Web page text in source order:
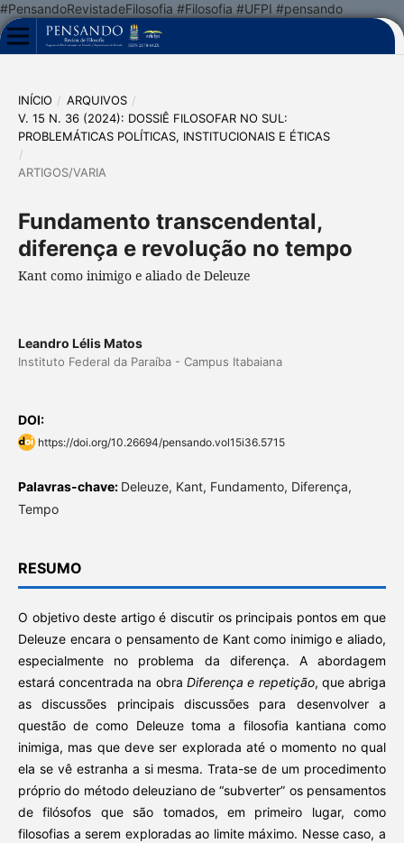
#PensandoRevistadeFilosofia #Filosofia #UFPI #pensando
INÍCIO / ARQUIVOS /
V. 15 N. 36 (2024): DOSSIÊ FILOSOFAR NO SUL:
PROBLEMÁTICAS POLÍTICAS, INSTITUCIONAIS E ÉTICAS
/
ARTIGOS/VARIA
Fundamento transcendental,
diferença e revolução no tempo
Kant como inimigo e aliado de Deleuze
Leandro Lélis Matos
Instituto Federal da Paraíba - Campus Itabaiana
DOI:
https://doi.org/10.26694/pensando.vol15i36.5715
Palavras-chave: Deleuze, Kant, Fundamento, Diferença,
Tempo
RESUMO
O objetivo deste artigo é discutir os principais pontos em que
Deleuze encara o pensamento de Kant como inimigo e aliado,
especialmente no problema da diferença. A abordagem
estará concentrada na obra Diferença e repetição, que abriga
as discussões principais discussões para desenvolver a
questão de como Deleuze toma a filosofia kantiana como
inimiga, mas que deve ser explorada até o momento no qual
ela se vê estranha a si mesma. Trata-se de um procedimento
próprio do método deleuziano de “subverter” os pensamentos
de filósofos que são tomados, em primeiro lugar, como
filosofias a serem exploradas ao limite máximo. Nesse caso, a